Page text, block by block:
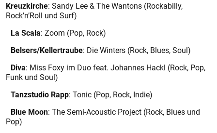
Kreuzkirche: Sandy Lee & The Wantons (Rockabilly,
Rock’n’Roll und Surf)
La Scala: Zoom (Pop, Rock)
Belsers/Kellertraube: Die Winters (Rock, Blues, Soul)
Diva: Miss Foxy im Duo feat. Johannes Hackl (Rock, Pop,
Funk und Soul)
Tanzstudio Rapp: Tonic (Pop, Rock, Indie)
Blue Moon: The Semi-Acoustic Project (Rock, Blues und
Pop)